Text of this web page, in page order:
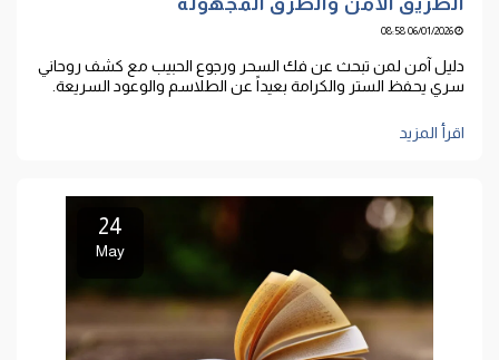
06/01/2026 08:58
دليل آمن لمن تبحث عن فك السحر ورجوع الحبيب مع كشف روحاني
سري يحفظ الستر والكرامة بعيداً عن الطلاسم والوعود السريعة.
اقرأ المزيد
24
May